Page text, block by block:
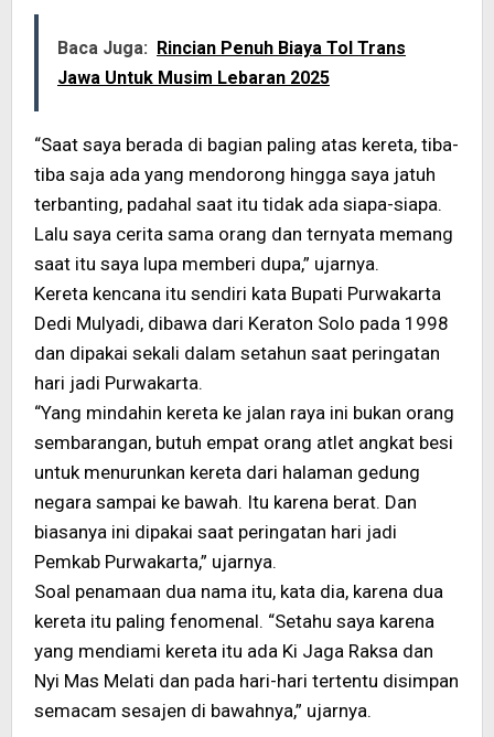
Baca Juga: Rincian Penuh Biaya Tol Trans
Jawa Untuk Musim Lebaran 2025
“Saat saya berada di bagian paling atas kereta, tiba-
tiba saja ada yang mendorong hingga saya jatuh
terbanting, padahal saat itu tidak ada siapa-siapa.
Lalu saya cerita sama orang dan ternyata memang
saat itu saya lupa memberi dupa,” ujarnya.
Kereta kencana itu sendiri kata Bupati Purwakarta
Dedi Mulyadi, dibawa dari Keraton Solo pada 1998
dan dipakai sekali dalam setahun saat peringatan
hari jadi Purwakarta.
“Yang mindahin kereta ke jalan raya ini bukan orang
sembarangan, butuh empat orang atlet angkat besi
untuk menurunkan kereta dari halaman gedung
negara sampai ke bawah. Itu karena berat. Dan
biasanya ini dipakai saat peringatan hari jadi
Pemkab Purwakarta,” ujarnya.
Soal penamaan dua nama itu, kata dia, karena dua
kereta itu paling fenomenal. “Setahu saya karena
yang mendiami kereta itu ada Ki Jaga Raksa dan
Nyi Mas Melati dan pada hari-hari tertentu disimpan
semacam sesajen di bawahnya,” ujarnya.